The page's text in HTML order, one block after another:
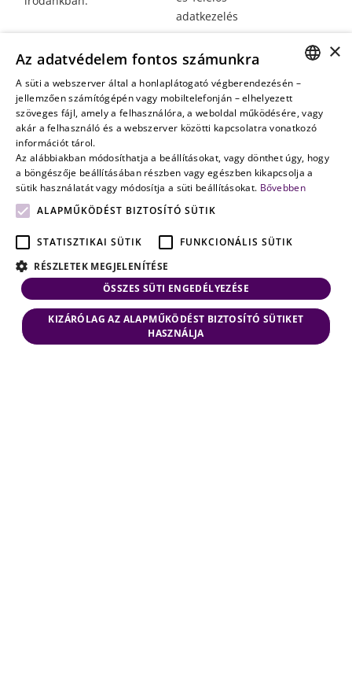
adatkezelés
amikor a jövő
nem a
véletlenen
múlik
HUNGARIAN
ENGLISH
×
Az adatvédelem fontos számunkra
A süti a webszerver által a honlaplátogató végberendezésén –
jellemzően számítógépén vagy mobiltelefonján – elhelyezett
szöveges fájl, amely a felhasználóra, a weboldal működésére, vagy
akár a felhasználó és a webszerver közötti kapcsolatra vonatkozó
információt tárol.
Az alábbiakban módosíthatja a beállításokat, vagy dönthet úgy, hogy
a böngészője beállításában részben vagy egészben kikapcsolja a
sütik használatát vagy módosítja a süti beállításokat. Bővebben
ALAPMŰKÖDÉST BIZTOSÍTÓ SÜTIK
STATISZTIKAI SÜTIK
FUNKCIONÁLIS SÜTIK
RÉSZLETEK MEGJELENÍTÉSE
ÖSSZES SÜTI ENGEDÉLYEZÉSE
KIZÁRÓLAG AZ ALAPMŰKÖDÉST BIZTOSÍTÓ SÜTIKET
HASZNÁLJA